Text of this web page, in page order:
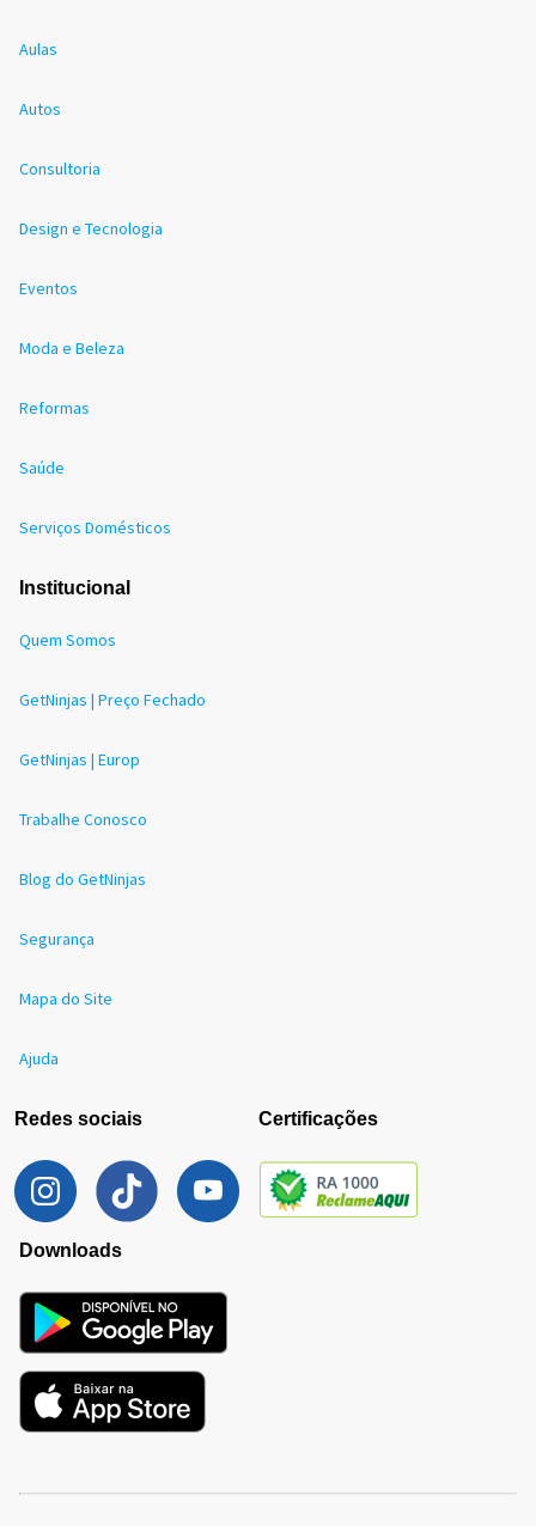
Aulas
Autos
Consultoria
Design e Tecnologia
Eventos
Moda e Beleza
Reformas
Saúde
Serviços Domésticos
Institucional
Quem Somos
GetNinjas | Preço Fechado
GetNinjas | Europ
Trabalhe Conosco
Blog do GetNinjas
Segurança
Mapa do Site
Ajuda
Redes sociais Certificações
Downloads